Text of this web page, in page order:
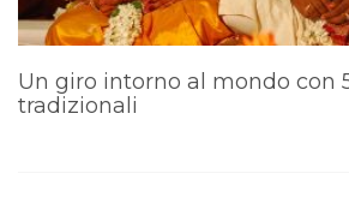
Un giro intorno al mondo con
tradizionali